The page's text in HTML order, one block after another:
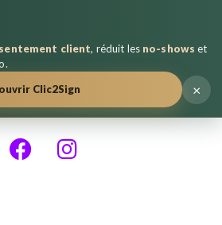
client, réduit les no-shows et
Clic2Sign
×